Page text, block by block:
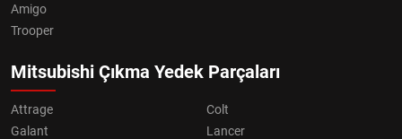
Amigo
Trooper
Mitsubishi Çıkma Yedek Parçaları
Attrage
Colt
Galant
Lancer